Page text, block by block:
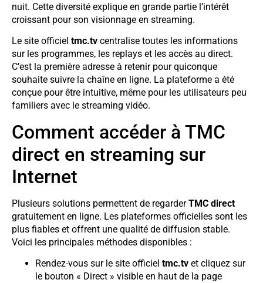
nuit. Cette diversité explique en grande partie l’intérêt
croissant pour son visionnage en streaming.
Le site officiel tmc.tv centralise toutes les informations
sur les programmes, les replays et les accès au direct.
C’est la première adresse à retenir pour quiconque
souhaite suivre la chaîne en ligne. La plateforme a été
conçue pour être intuitive, même pour les utilisateurs peu
familiers avec le streaming vidéo.
Comment accéder à TMC
direct en streaming sur
Internet
Plusieurs solutions permettent de regarderTMC direct
gratuitement en ligne. Les plateformes officielles sont les
plus fiables et offrent une qualité de diffusion stable.
Voici les principales méthodes disponibles :
Rendez-vous sur le site officiel tmc.tv et cliquez sur
le bouton « Direct » visible en haut de la page